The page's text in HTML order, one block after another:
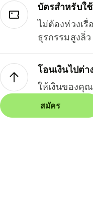
บัตรสำหรับใ
ไม่ต้องห่วงเ
ธุรกรรมสูงลิ่
โอนเงินไปต่
ให้เงินของคุ
สมัคร